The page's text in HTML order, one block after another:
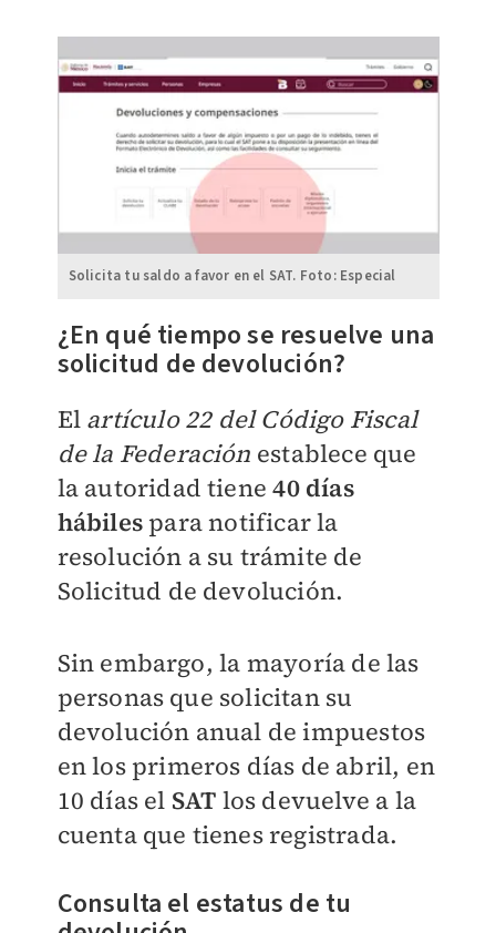
Solicita tu saldo a favor en el SAT. Foto: Especial
¿En qué tiempo se resuelve una
solicitud de devolución?
El artículo 22 del Código Fiscal
de la Federación establece que
la autoridad tiene40 días
hábiles para notificar la
resolución a su trámite de
Solicitud de devolución.
Sin embargo, la mayoría de las
personas que solicitan su
devolución anual de impuestos
en los primeros días de abril, en
10 días el SAT los devuelve a la
cuenta que tienes registrada.
Consulta el estatus de tu